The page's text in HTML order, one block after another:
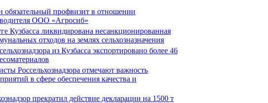
обязательный профвизит в отношении
ООО «Агросиб»
Кузбасса ликвидирована несанкционированная
отходов на землях сельхозназначения
из Кузбасса экспортировано более 46
Россельхознадзора отмечают важность
в сфере обеспечения качества и
прекратил действие декларации на 1500 т